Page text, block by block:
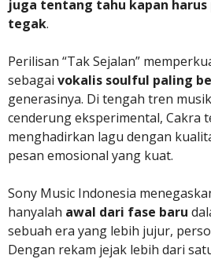
juga tentang tahu kapan
tegak.
Perilisan “Tak Sejalan”
sebagai vokalis soulful paling
generasinya. Di tengah tren
cenderung eksperimental, Cakra
menghadirkan lagu dengan
pesan emosional yang kuat.
Sony Music Indonesia
hanyalah awal dari fase baru
sebuah era yang lebih jujur,
Dengan rekam jejak lebih dari